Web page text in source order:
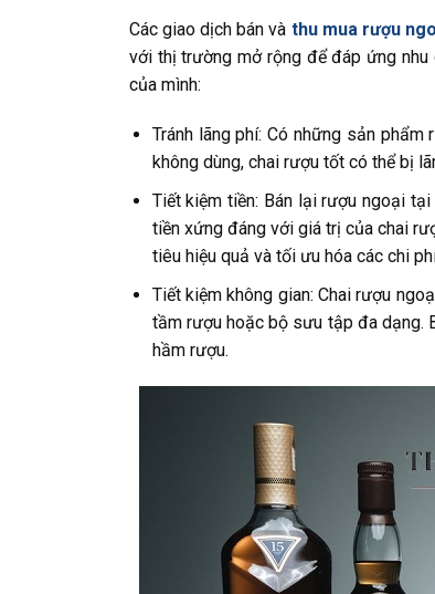
Các giao dịch bán và thu mua rượu
với thị trường mở rộng để đáp ứng nhu
của mình:
Tránh lãng phí: Có những sản
không dùng, chai rượu tốt có thể bị
Tiết kiệm tiền: Bán lại rượu ngoại
tiền xứng đáng với giá trị của chai
tiêu hiệu quả và tối ưu hóa các chi
Tiết kiệm không gian: Chai rượu
tầm rượu hoặc bộ sưu tập đa dạng.
hầm rượu.